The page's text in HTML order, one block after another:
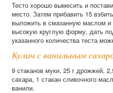
Тесто хорошо вымесить и
место. Затем прибавить 15
выложить в смазанную маслом
высокую круглую форму, дать
указанного количества теста
Кулич с ванильным
9 стаканов муки, 25 г дрожжей,
сахара, 1 стакан сливочного
ванили.